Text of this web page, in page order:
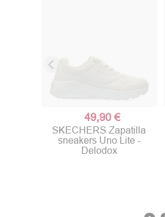
49,90 €
SKECHERS Zapatilla
sneakers Uno Lite -
Delodox